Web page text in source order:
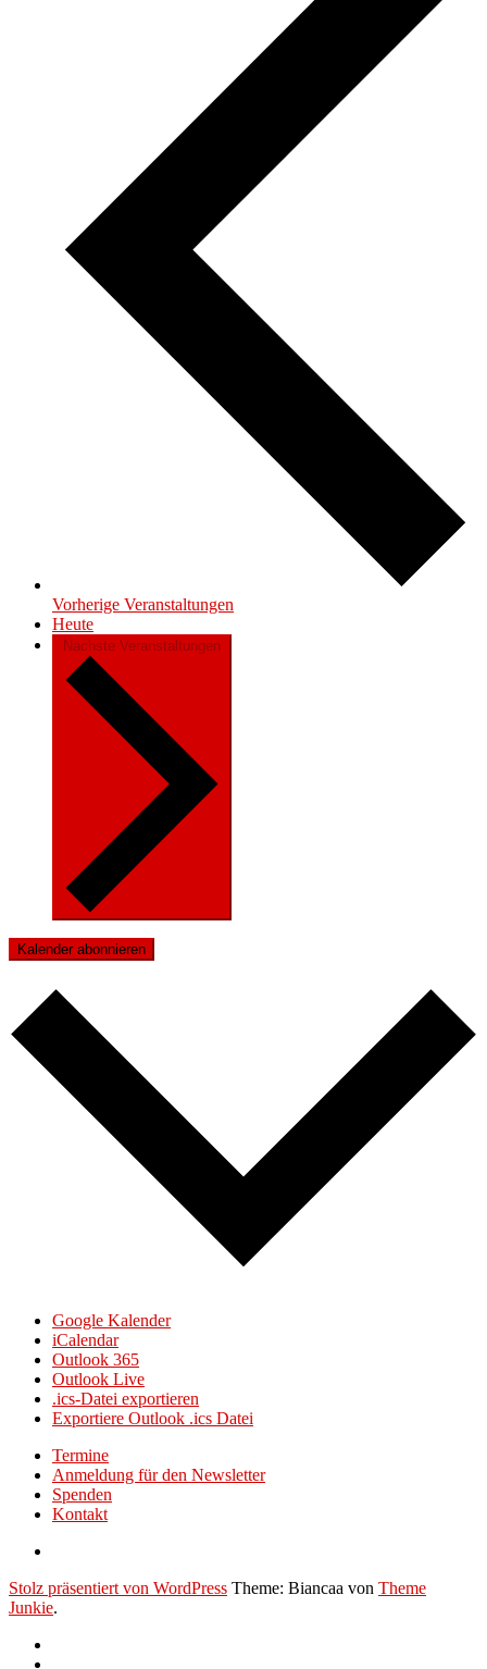
Vorherige Veranstaltungen
Heute
Nächste Veranstaltungen
Kalender abonnieren
Google Kalender
iCalendar
Outlook 365
Outlook Live
.ics-Datei exportieren
Exportiere Outlook .ics Datei
Termine
Anmeldung für den Newsletter
Spenden
Kontakt
Stolz präsentiert von WordPress Theme: Biancaa von Theme
Junkie.